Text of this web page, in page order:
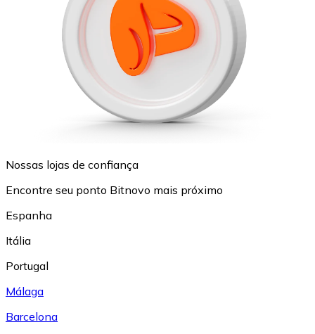
Nossas lojas de confiança
Encontre seu ponto Bitnovo mais próximo
Espanha
Itália
Portugal
Málaga
Barcelona